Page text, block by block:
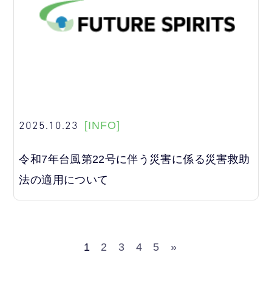
2025.10.23 [INFO]
令和7年台風第22号に伴う災害に係る災害救助
法の適用について
1 2 3 4 5 »